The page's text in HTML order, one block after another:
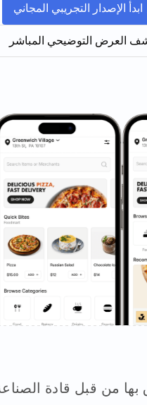
ابدأ الإصدار التجريبي المجاني
العرض التوضيحي المباشر
بها من قبل قادة